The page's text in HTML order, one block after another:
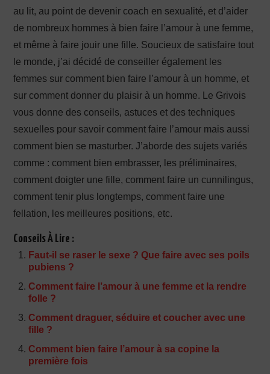
au lit, au point de devenir coach en sexualité, et d’aider
de nombreux hommes à bien faire l’amour à une femme,
et même à faire jouir une fille. Soucieux de satisfaire tout
le monde, j’ai décidé de conseiller également les
femmes sur comment bien faire l’amour à un homme, et
sur comment donner du plaisir à un homme. Le Grivois
vous donne des conseils, astuces et des techniques
sexuelles pour savoir comment faire l’amour mais aussi
comment bien se masturber. J’aborde des sujets variés
comme : comment bien embrasser, les préliminaires,
comment doigter une fille, comment faire un cunnilingus,
comment tenir plus longtemps, comment faire une
fellation, les meilleures positions, etc.
Conseils À Lire :
Faut-il se raser le sexe ? Que faire avec ses poils
pubiens ?
Comment faire l’amour à une femme et la rendre
folle ?
Comment draguer, séduire et coucher avec une
fille ?
Comment bien faire l’amour à sa copine la
première fois